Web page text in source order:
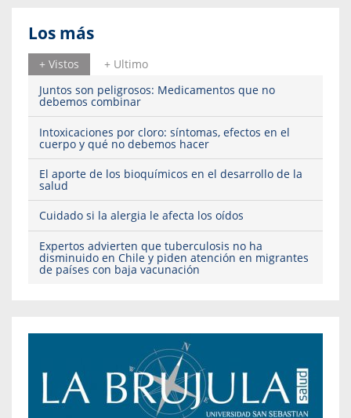
Los más
+ Vistos
+ Ultimo
Juntos son peligrosos: Medicamentos que no
debemos combinar
Intoxicaciones por cloro: síntomas, efectos en el
cuerpo y qué no debemos hacer
El aporte de los bioquímicos en el desarrollo de la
salud
Cuidado si la alergia le afecta los oídos
Expertos advierten que tuberculosis no ha
disminuido en Chile y piden atención en migrantes
de países con baja vacunación